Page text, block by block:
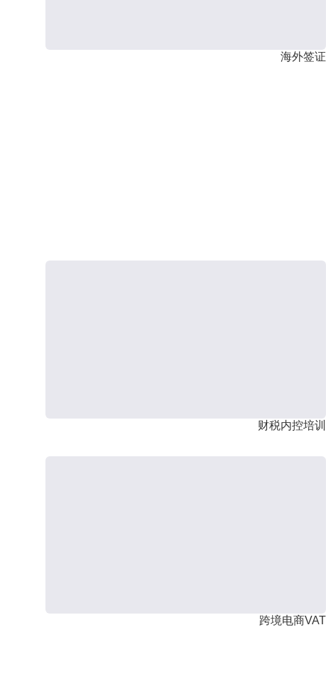
海外签证
财税内控培训
跨境电商VAT